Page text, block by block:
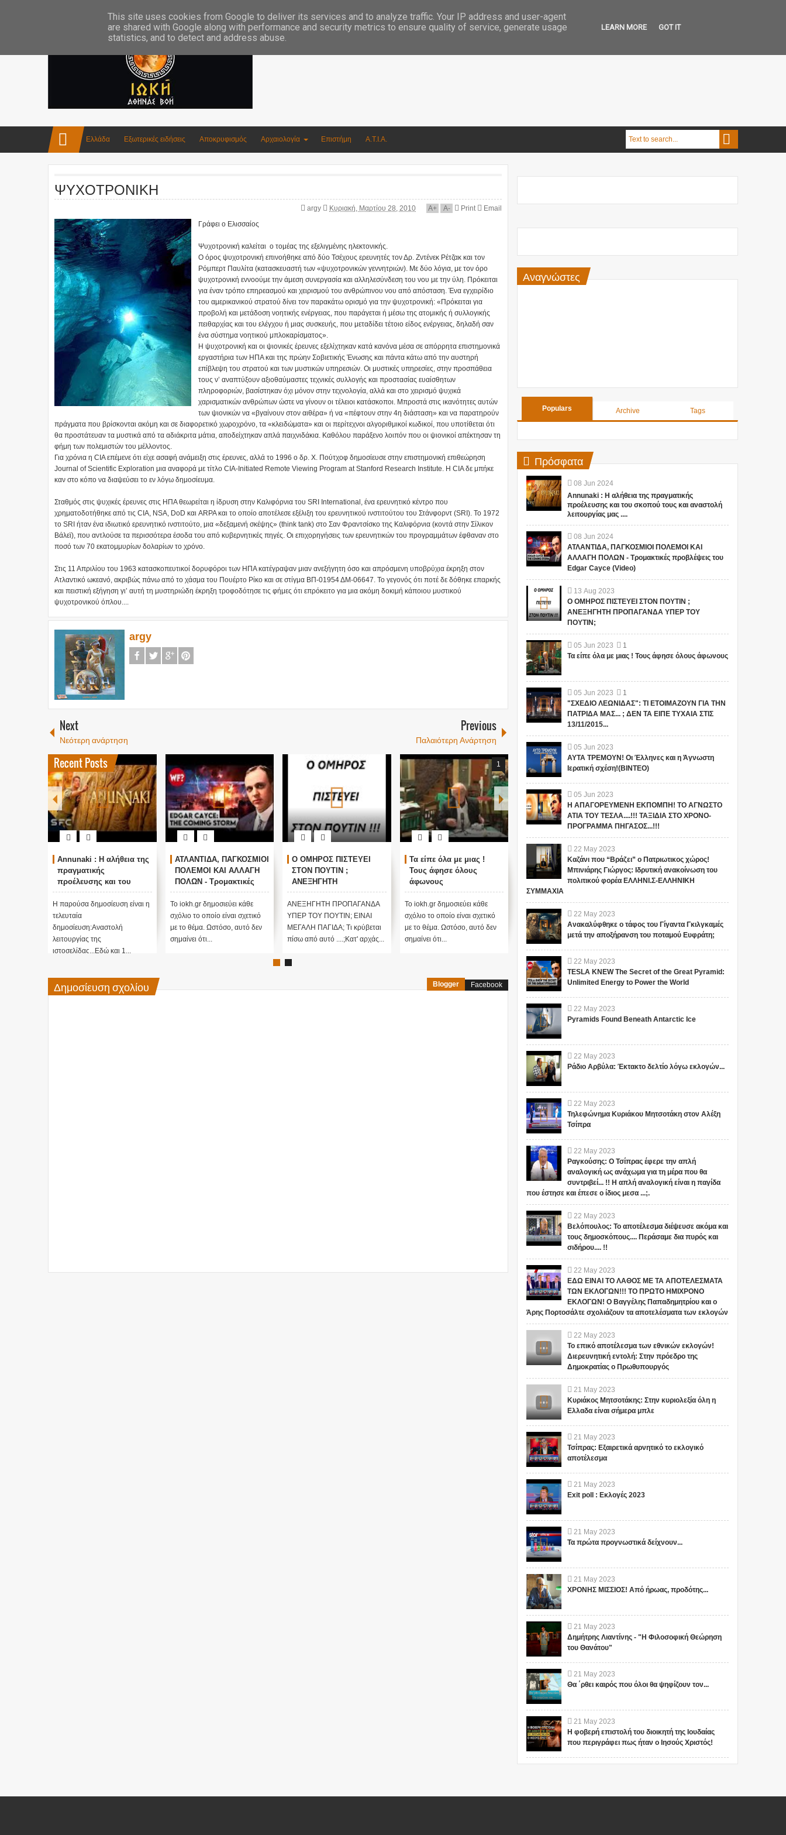
Ελλάδα Εξωτερικές ειδήσεις Αποκρυφισμός Αρχαιολογία Επιστήμη Α.Τ.Ι.Α.
ΨΥΧΟΤΡΟΝΙΚΗ
argy Κυριακή, Μαρτίου 28, 2010 A+ A- Print
Email
Γράφει ο Ελισσαίος
Ψυχοτρονική καλείται ο τομέας της εξελιγμένης ηλεκτονικής.
Ο όρος ψυχοτρονική επινοήθηκε από δύο Τσέχους ερευνητές τον Δρ. Ζντένεκ Ρέτζακ και τον
Ρόμπερτ Παυλίτα (κατασκευαστή των «ψυχοτρονικών γεννητριών). Με δύο λόγια, με τον όρο
ψυχοτρονική εννοούμε την άμεση συνεργασία και αλληλεσύνδεση του νου με την ύλη. Πρόκειται
για έναν τρόπο επηρεασμού και χειρισμού του ανθρώπινου νου από απόσταση. Ένα εγχειρίδιο
του αμερικανικού στρατού δίνει τον παρακάτω ορισμό για την ψυχοτρονική: «Πρόκειται για
προβολή και μετάδοση νοητικής ενέργειας, που παράγεται ή μέσω της ατομικής ή συλλογικής
πειθαρχίας και του ελέγχου ή μιας συσκευής, που μεταδίδει τέτοιο είδος ενέργειας, δηλαδή σαν
ένα σύστημα νοητικού μπλοκαρίσματος».
Η ψυχοτρονική και οι ψιονικές έρευνες εξελίχτηκαν κατά κανόνα μέσα σε απόρρητα επιστημονικά
εργαστήρια των ΗΠΑ και της πρώην Σοβιετικής Ένωσης και πάντα κάτω από την αυστηρή
επίβλεψη του στρατού και των μυστικών υπηρεσιών. Οι μυστικές υπηρεσίες, στην προσπάθεια
τους ν’ αναπτύξουν αξιοθαύμαστες τεχνικές συλλογής και προστασίας ευαίσθητων
πληροφοριών, βασίστηκαν όχι μόνον στην τεχνολογία, αλλά και στο χειρισμό ψυχικά
χαρισματικών ανθρώπων ώστε να γίνουν οι τέλειοι κατάσκοποι. Μπροστά στις ικανότητες αυτών
των ψιονικών να «βγαίνουν στον αιθέρα» ή να «πέφτουν στην 4η διάσταση» και να παρατηρούν
πράγματα που βρίσκονται ακόμη και σε διαφορετικό χωροχρόνο, τα «κλειδώματα» και οι περίτεχνοι αλγοριθμικοί κωδικοί, που υποτίθεται ότι
θα προστάτευαν τα μυστικά από τα αδιάκριτα μάτια, αποδείχτηκαν απλά παιχνιδάκια. Καθόλου παράξενο λοιπόν που οι ψιονικοί απέκτησαν τη
φήμη των πολεμιστών του μέλλοντος.
Για χρόνια η CIA επέμενε ότι είχε ασαφή ανάμειξη στις έρευνες, αλλά το 1996 ο δρ. Χ. Πούτχοφ δημοσίευσε στην επιστημονική επιθεώρηση
Journal of Scientific Εxploration μια αναφορά με τίτλο CIA-Initiated Remote Viewing Program at Stanford Research Institute. Η CIA δε μπήκε
καν στο κόπο να διαψεύσει το εν λόγω δημοσίευμα.
Σταθμός στις ψυχικές έρευνες στις ΗΠΑ θεωρείται η ίδρυση στην Καλιφόρνια του SRI International, ένα ερευνητικό κέντρο που
χρηματοδοτήθηκε από τις CIA, NSA, DoD και ARPA και το οποίο αποτέλεσε εξέλιξη του ερευνητικού ινστιτούτου του Στάνφορντ (SRI). To 1972
το SRI ήταν ένα ιδιωτικό ερευνητικό ινστιτούτο, μια «δεξαμενή σκέψης» (think tank) στο Σαν Φραντσίσκο της Καλιφόρνια (κοντά στην Σίλικον
Βάλεϊ), που αντλούσε τα περισσότερα έσοδα του από κυβερνητικές πηγές. Οι επιχορηγήσεις των ερευνητικών του προγραμμάτων έφθαναν στο
ποσό των 70 εκατομμυρίων δολαρίων το χρόνο.
Στις 11 Απριλίου του 1963 κατασκοπευτικοί δορυφόροι των ΗΠΑ κατέγραψαν μιαν ανεξήγητη όσο και απρόσμενη υποβρύχια έκρηξη στον
Ατλαντικό ωκεανό, ακριβώς πάνω από το χάσμα του Πουέρτο Ρίκο και σε στίγμα ΒΠ-01954 ΔΜ-06647. Το γεγονός ότι ποτέ δε δόθηκε επαρκής
και πειστική εξήγηση γι’ αυτή τη μυστηριώδη έκρηξη τροφοδότησε τις φήμες ότι επρόκειτο για μια ακόμη δοκιμή κάποιου μυστικού
ψυχοτρονικού όπλου....
argy
Next
Νεότερη ανάρτηση
Previous
Παλαιότερη Ανάρτηση
Recent Posts
Annunaki : Η αλήθεια της
πραγματικής
προέλευσης και του
σκοπού τους και
αναστολή λειτουργίας
μας ....
Η παρούσα δημοσίευση είναι η
τελευταία
δημοσίευση:Αναστολή
λειτουργίας της
ιστοσελίδας...Εδώ και 1...
ΑΤΛΑΝΤΙΔΑ, ΠΑΓΚΟΣΜΙΟΙ
ΠΟΛΕΜΟΙ ΚΑΙ ΑΛΛΑΓΗ
ΠΟΛΩΝ - Τρομακτικές
προβλέψεις του Edgar
Cayce (Video)
Το iokh.gr δημοσιεύει κάθε
σχόλιο το οποίο είναι σχετικό
με το θέμα. Ωστόσο, αυτό δεν
σημαίνει ότι...
Ο ΟΜΗΡΟΣ ΠΙΣΤΕΥΕΙ
ΣΤΟΝ ΠΟΥΤΙΝ ;
ΑΝΕΞΗΓΗΤΗ
ΠΡΟΠΑΓΑΝΔΑ ΥΠΕΡ ΤΟΥ
ΠΟΥΤΙΝ;
ΑΝΕΞΗΓΗΤΗ ΠΡΟΠΑΓΑΝΔΑ
ΥΠΕΡ ΤΟΥ ΠΟΥΤΙΝ; ΕΙΝΑΙ
ΜΕΓΑΛΗ ΠΑΓΙΔΑ; Τι κρύβεται
πίσω από αυτό ....;Κατ' αρχάς...
1
Τα είπε όλα με μιας !
Τους άφησε όλους
άφωνους
Το iokh.gr δημοσιεύει κάθε
σχόλιο το οποίο είναι σχετικό
με το θέμα. Ωστόσο, αυτό δεν
σημαίνει ότι...
1
"ΣΧΕΔΙΟ ΛΕΩΝΙΔΑΣ": ΤΙ
ΕΤΟΙΜΑΖΟΥΝ ΓΙΑ ΤΗΝ
ΠΑΤΡΙΔΑ ΜΑΣ... ; ΔΕΝ ΤΑ
ΕΙΠΕ ΤΥΧΑΙΑ ΣΤΙΣ
13/11/2015...
Το iokh.gr δημοσιεύει κάθε
σχόλιο το οποίο είναι σχετικό
με το θέμα. Ωστόσο, αυτό δεν
σημαίνει ότι...
ΑΥΤΑ ΤΡΕΜΟΥΝ! Οι
Έλληνες και η Άγνωστη
Ιερατική σχέση!(ΒΙΝΤΕΟ)
Το iokh.gr δημοσιεύει κάθε
με το θέμα. Ωστόσο, αυτό δεν
σημαίνει ότι...
Δημοσίευση σχολίου Blogger Facebook
Αναγνώστες
Populars Archive Tags
Πρόσφατα
08 Jun 2024
Annunaki : Η αλήθεια της πραγματικής
προέλευσης και του σκοπού τους και αναστολή
λειτουργίας μας ....
08 Jun 2024
ΑΤΛΑΝΤΙΔΑ, ΠΑΓΚΟΣΜΙΟΙ ΠΟΛΕΜΟΙ ΚΑΙ
ΑΛΛΑΓΗ ΠΟΛΩΝ - Τρομακτικές προβλέψεις του
Edgar Cayce (Video)
13 Aug 2023
Ο ΟΜΗΡΟΣ ΠΙΣΤΕΥΕΙ ΣΤΟΝ ΠΟΥΤΙΝ ;
ΑΝΕΞΗΓΗΤΗ ΠΡΟΠΑΓΑΝΔΑ ΥΠΕΡ ΤΟΥ
ΠΟΥΤΙΝ;
05 Jun 2023
1
Τα είπε όλα με μιας ! Τους άφησε όλους άφωνους
05 Jun 2023
1
"ΣΧΕΔΙΟ ΛΕΩΝΙΔΑΣ": ΤΙ ΕΤΟΙΜΑΖΟΥΝ ΓΙΑ ΤΗΝ
ΠΑΤΡΙΔΑ ΜΑΣ... ; ΔΕΝ ΤΑ ΕΙΠΕ ΤΥΧΑΙΑ ΣΤΙΣ
13/11/2015...
05 Jun 2023
ΑΥΤΑ ΤΡΕΜΟΥΝ! Οι Έλληνες και η Άγνωστη
Ιερατική σχέση!(ΒΙΝΤΕΟ)
05 Jun 2023
Η ΑΠΑΓΟΡΕΥΜΕΝΗ ΕΚΠΟΜΠΗ! ΤΟ ΑΓΝΩΣΤΟ
ΑΤΙΑ ΤΟΥ ΤΕΣΛΑ....!!! ΤΑΞΙΔΙΑ ΣΤΟ ΧΡΟΝΟ-
ΠΡΟΓΡΑΜΜΑ ΠΗΓΑΣΟΣ...!!!
22 May 2023
Καζάνι που “Βράζει” ο Πατριωτικος χώρος!
Μπινιάρης Γιώργος: Ιδρυτική ανακοίνωση του
πολιτικού φορέα ΕΛΛΗΝΙ.Σ-ΕΛΛΗΝΙΚΗ
ΣΥΜΜΑΧΙΑ
22 May 2023
Ανακαλύφθηκε ο τάφος του Γίγαντα Γκιλγκαμές
μετά την αποξήρανση του ποταμού Ευφράτη;
22 May 2023
TESLA KNEW The Secret of the Great Pyramid:
Unlimited Energy to Power the World
22 May 2023
Pyramids Found Beneath Antarctic Ice
22 May 2023
Ράδιο Αρβύλα: Έκτακτο δελτίο λόγω εκλογών...
22 May 2023
Τηλεφώνημα Κυριάκου Μητσοτάκη στον Αλέξη
Τσίπρα
22 May 2023
Ραγκούσης: Ο Τσίπρας έφερε την απλή
αναλογική ως ανάχωμα για τη μέρα που θα
συντριβεί... !! Η απλή αναλογική είναι η παγίδα
που έστησε και έπεσε ο ίδιος μεσα ...;.
22 May 2023
Βελόπουλος: Το αποτέλεσμα διέψευσε ακόμα και
τους δημοσκόπους.... Περάσαμε δια πυρός και
σιδήρου.... !!
22 May 2023
ΕΔΩ ΕΙΝΑΙ ΤΟ ΛΑΘΟΣ ΜΕ ΤΑ ΑΠΟΤΕΛΕΣΜΑΤΑ
ΤΩΝ ΕΚΛΟΓΩΝ!!! ΤΟ ΠΡΩΤΟ ΗΜΙΧΡΟΝΟ
ΕΚΛΟΓΩΝ! Ο Βαγγέλης Παπαδημητρίου και ο
Άρης Πορτοσάλτε σχολιάζουν τα αποτελέσματα των εκλογών
22 May 2023
Το επικό αποτέλεσμα των εθνικών εκλογών!
Διερευνητική εντολή: Στην πρόεδρο της
Δημοκρατίας ο Πρωθυπουργός
21 May 2023
Κυριάκος Μητσοτάκης: Στην κυριολεξία όλη η
Ελλαδα είναι σήμερα μπλε
21 May 2023
Τσίπρας: Εξαιρετικά αρνητικό το εκλογικό
αποτέλεσμα
21 May 2023
Exit poll : Εκλογές 2023
21 May 2023
Τα πρώτα προγνωστικά δείχνουν...
21 May 2023
ΧΡΟΝΗΣ ΜΙΣΣΙΟΣ! Από ήρωας, προδότης...
21 May 2023
Δημήτρης Λιαντίνης - "Η Φιλοσοφική Θεώρηση
του Θανάτου"
21 May 2023
Θα ΄ρθει καιρός που όλοι θα ψηφίζουν τον...
21 May 2023
Η φοβερή επιστολή του διοικητή της Ιουδαίας
που περιγράφει πως ήταν ο Ιησούς Χριστός!
This site uses cookies from Google to deliver its services and to analyze traffic. Your IP address and user-agent
are shared with Google along with performance and security metrics to ensure quality of service, generate usage
statistics, and to detect and address abuse.
LEARN MORE GOT IT